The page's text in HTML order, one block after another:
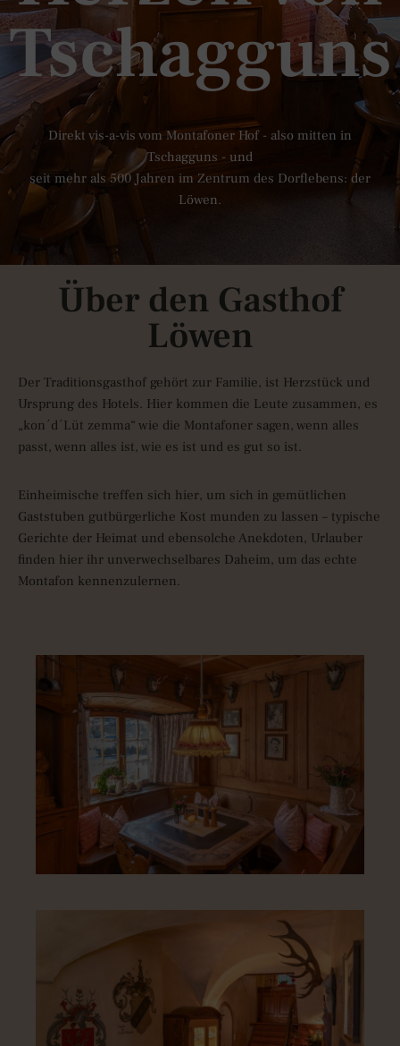
Tschagguns
Direkt vis-a-vis vom Montafoner Hof - also mitten in
Tschagguns - und
seit mehr als 500 Jahren im Zentrum des Dorflebens: der
Löwen.
Über den Gasthof
Löwen
Der Traditionsgasthof gehört zur Familie, ist Herzstück und
Ursprung des Hotels. Hier kommen die Leute zusammen, es
„kon´d´Lüt zemma“ wie die Montafoner sagen, wenn alles
passt, wenn alles ist, wie es ist und es gut so ist.
Einheimische treffen sich hier, um sich in gemütlichen
Gaststuben gutbürgerliche Kost munden zu lassen – typische
Gerichte der Heimat und ebensolche Anekdoten, Urlauber
finden hier ihr unverwechselbares Daheim, um das echte
Montafon kennenzulernen.